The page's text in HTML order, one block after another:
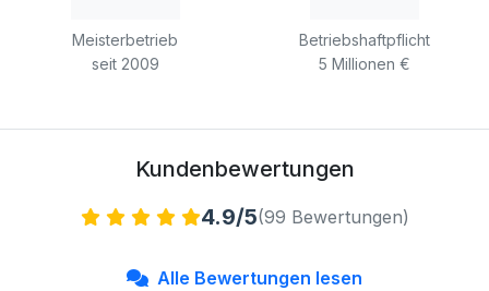
Meisterbetrieb
seit 2009
Betriebshaftpflicht
5 Millionen €
Kundenbewertungen
4.9/5(99 Bewertungen)
Alle Bewertungen lesen